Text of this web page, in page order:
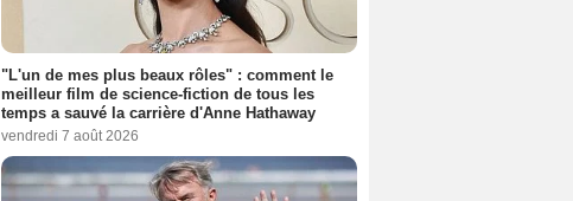
"L'un de mes plus beaux rôles" : comment le
meilleur film de science-fiction de tous les
temps a sauvé la carrière d'Anne Hathaway
vendredi 7 août 2026